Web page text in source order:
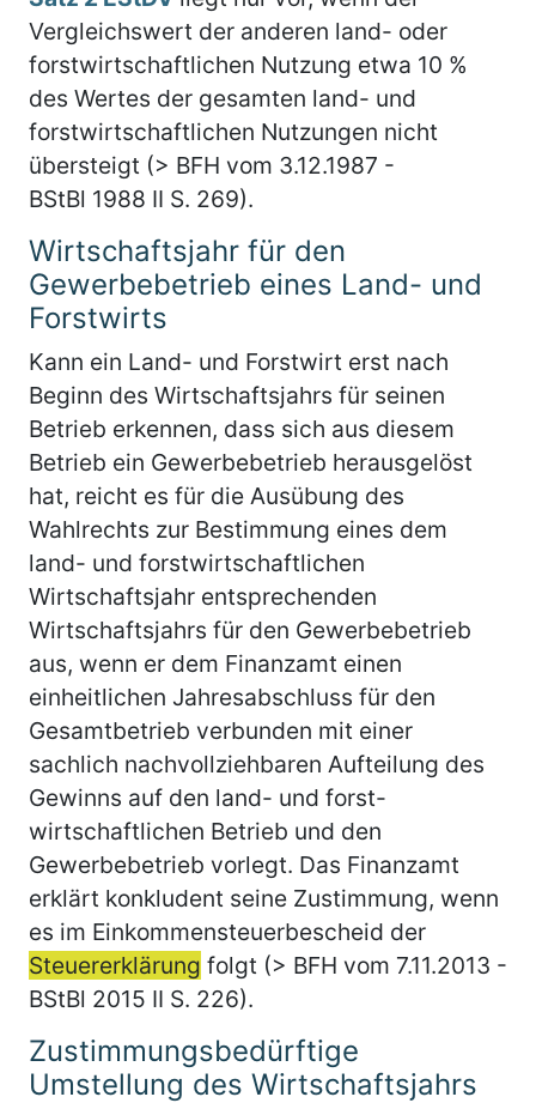
Vergleichswert der anderen land- oder
forstwirtschaftlichen Nutzung etwa 10 %
des Wertes der gesamten land- und
forstwirtschaftlichen Nutzungen nicht
übersteigt (> BFH vom 3.12.1987 -
BStBl 1988 II S. 269).
Wirtschaftsjahr für den
Gewerbebetrieb eines Land- und
Forstwirts
Kann ein Land- und Forstwirt erst nach
Beginn des Wirtschaftsjahrs für seinen
Betrieb erkennen, dass sich aus diesem
Betrieb ein Gewerbebetrieb herausgelöst
hat, reicht es für die Ausübung des
Wahlrechts zur Bestimmung eines dem
land- und forstwirtschaftlichen
Wirtschaftsjahr entsprechenden
Wirtschaftsjahrs für den Gewerbebetrieb
aus, wenn er dem Finanzamt einen
einheitlichen Jahresabschluss für den
Gesamtbetrieb verbunden mit einer
sachlich nachvollziehbaren Aufteilung des
Gewinns auf den land- und forst-
wirtschaftlichen Betrieb und den
Gewerbebetrieb vorlegt. Das Finanzamt
erklärt konkludent seine Zustimmung, wenn
es im Einkommensteuerbescheid der
Steuererklärung folgt (> BFH vom 7.11.2013 -
BStBl 2015 II S. 226).
Zustimmungsbedürftige
Umstellung des Wirtschaftsjahrs